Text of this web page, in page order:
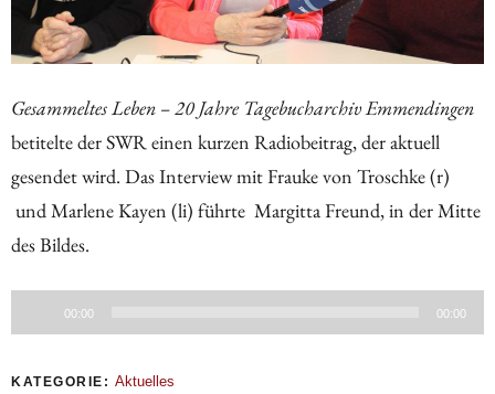
Gesammeltes Leben – 20 Jahre Tagebucharchiv Emmendingen
betitelte der SWR einen kurzen Radiobeitrag, der aktuell
gesendet wird. Das Interview mit Frauke von Troschke (r)
und Marlene Kayen (li) führte Margitta Freund, in der Mitte
des Bildes.
00:00 00:00
KATEGORIE: Aktuelles